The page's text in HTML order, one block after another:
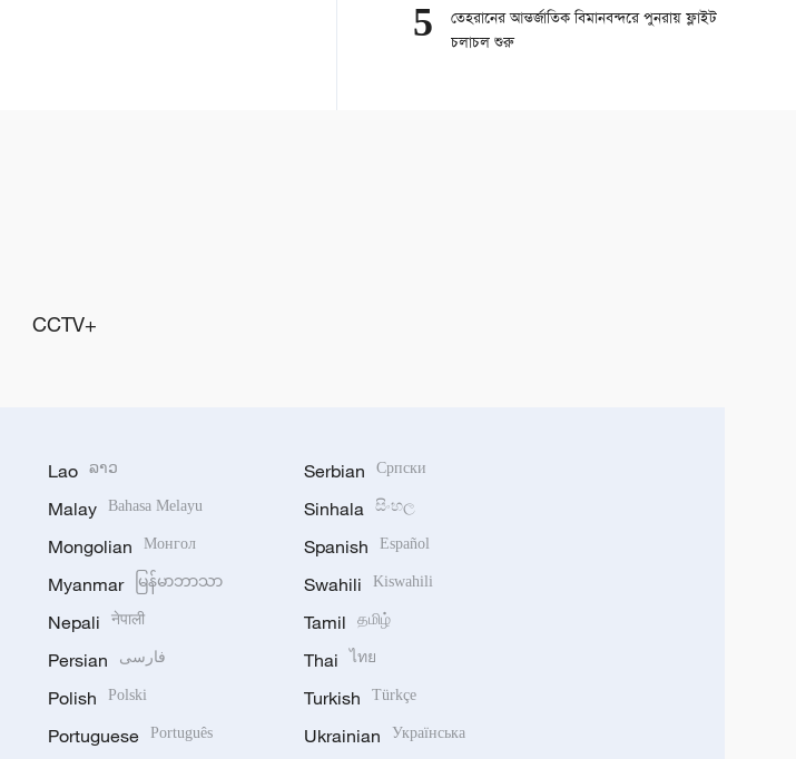
5
তেহরানের আন্তর্জাতিক বিমানবন্দরে পুনরায় ফ্লাইট
চলাচল শুরু
CCTV+
Lao ລາວ
Malay Bahasa Melayu
Mongolian Монгол
Myanmar မြန်မာဘာသာ
Nepali नेपाली
Persian فارسی
Polish Polski
Portuguese Português
Serbian Српски
Sinhala සිංහල
Spanish Español
Swahili Kiswahili
Tamil தமிழ்
Thai ไทย
Turkish Türkçe
Ukrainian Українська